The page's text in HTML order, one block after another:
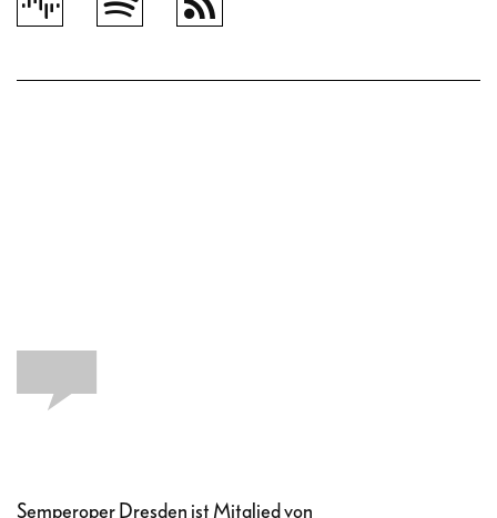
Semperoper Dresden ist Mitglied von